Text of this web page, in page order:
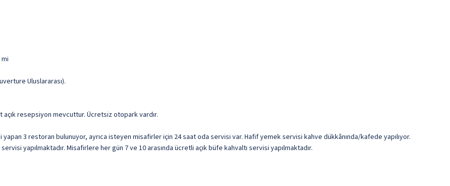
Uluslararası).
resepsiyon mevcuttur. Ücretsiz otopark vardır.
3 restoran bulunuyor, ayrıca isteyen misafirler için 24 saat oda servisi var. Hafif yemek servisi kahve dükkânında/kafede yapılıyor.
yapılmaktadır. Misafirlere her gün 7 ve 10 arasında ücretli açık büfe kahvaltı servisi yapılmaktadır.